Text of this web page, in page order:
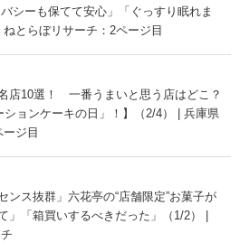
シーも保てて安心」「ぐっすり眠れま
とらぼリサーチ：2ページ目
店10選！ 一番うまいと思う店はどこ？
ションケーキの日」！】（2/4） | 兵庫県
ジ目
ンス抜群」六花亭の“店舗限定”お菓子が
「箱買いするべきだった」（1/2） |